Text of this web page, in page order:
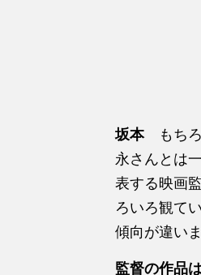
坂本
もち
永さんとは
表する映画
ろいろ観て
傾向が違い
監督の作品